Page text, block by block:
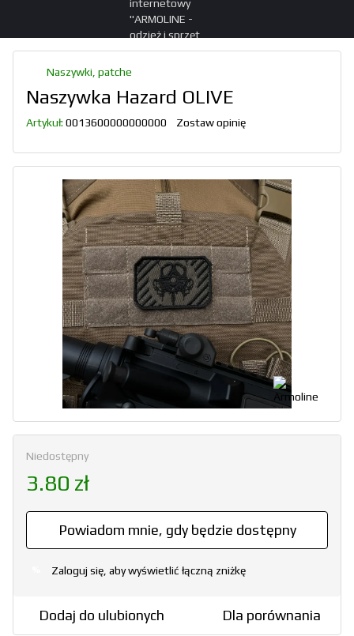
Naszywki, patche
Naszywka Hazard OLIVE
Artykuł: 0013600000000000 Zostaw opinię
Niedostępny
3.80 zł
Powiadom mnie, gdy będzie dostępny
Zaloguj się, aby wyświetlić łączną zniżkę
Dodaj do ulubionych Dla porównania